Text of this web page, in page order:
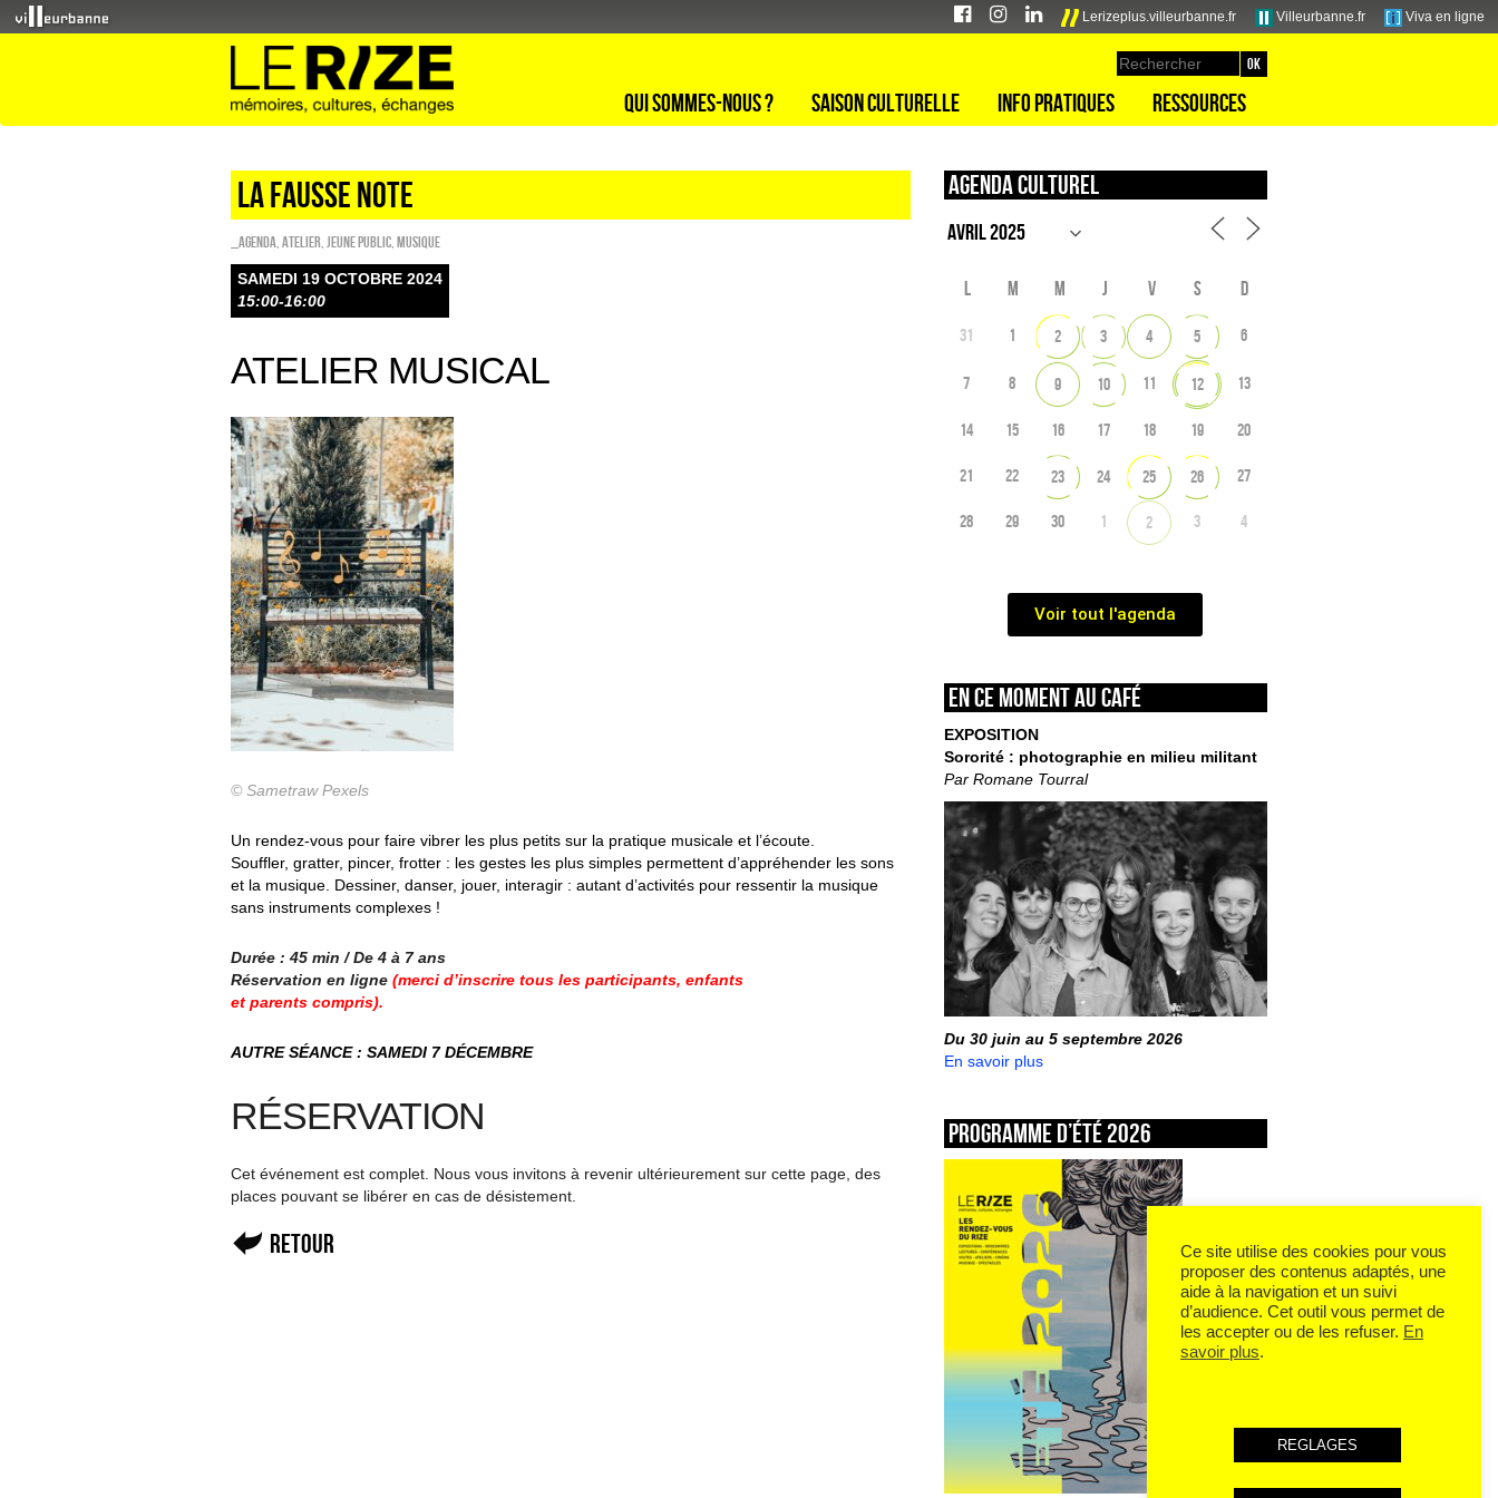
Lerizeplus.villeurbanne.fr Villeurbanne.fr Viva en ligne
Qui sommes-nous ? Saison culturelle Info pratiques Ressources
LA FAUSSE NOTE
_Agenda Atelier Jeune public Musique
SAMEDI 19 OCTOBRE 2024
15:00-16:00
ATELIER MUSICAL
© Sametraw Pexels
Un rendez-vous pour faire vibrer les plus petits sur la pratique musicale et l’écoute.
Souffler, gratter, pincer, frotter : les gestes les plus simples permettent d’appréhender les sons
et la musique. Dessiner, danser, jouer, interagir : autant d’activités pour ressentir la musique
sans instruments complexes !
Durée : 45 min / De 4 à 7 ans
Réservation en ligne (merci d’inscrire tous les participants, enfants
et parents compris).
AUTRE SÉANCE : SAMEDI 7 DÉCEMBRE
RÉSERVATION
Cet événement est complet. Nous vous invitons à revenir ultérieurement sur cette page, des
places pouvant se libérer en cas de désistement.
Retour
Agenda culturel
L M M J V S D
31 1 2 3 4 5 6
7 8 9 10 11 12 13
14 15 16 17 18 19 20
21 22 23 24 25 26 27
28 29 30 1 2 3 4
Voir tout l'agenda
En ce moment au café
EXPOSITION
Sororité : photographie en milieu militant
Par Romane Tourral
Du 30 juin au 5 septembre 2026
En savoir plus
Programme d’été 2026
Ce site utilise des cookies pour vous
proposer des contenus adaptés, une
aide à la navigation et un suivi
d’audience. Cet outil vous permet de
les accepter ou de les refuser. En
savoir plus.
REGLAGES